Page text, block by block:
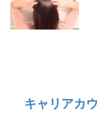
キャリアカ